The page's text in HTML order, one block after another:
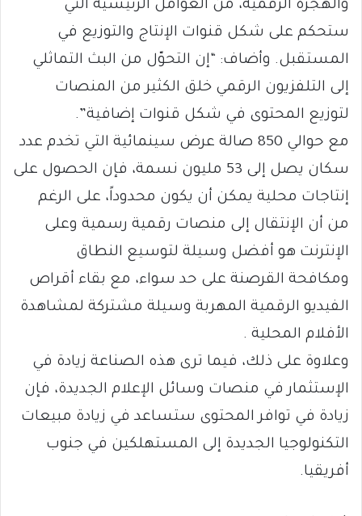
والهجرة الرقمية، من العوامل الرئيسية التي
ستحكم على شكل قنوات الإنتاج والتوزيع في
المستقبل. وأضاف: “إن التحوّل من البث التماثلي
إلى التلفزيون الرقمي خلق الكثير من المنصات
لتوزيع المحتوى في شكل قنوات إضافية”.
مع حوالي 850 صالة عرض سينمائية التي تخدم عدد
سكان يصل إلى 53 مليون نسمة، فإن الحصول على
إنتاجات محلية يمكن أن يكون محدوداً، على الرغم
من أن الإنتقال إلى منصات رقمية رسمية وعلى
الإنترنت هو أفضل وسيلة لتوسيع النطاق
ومكافحة القرصنة على حد سواء، مع بقاء أقراص
الفيديو الرقمية المهربة وسيلة مشتركة لمشاهدة
الأفلام المحلية .
وعلاوة على ذلك، فيما ترى هذه الصناعة زيادة في
الإستثمار في منصات وسائل الإعلام الجديدة، فإن
زيادة في توافر المحتوى ستساعد في زيادة مبيعات
التكنولوجيا الجديدة إلى المستهلكين في جنوب
أفريقيا.